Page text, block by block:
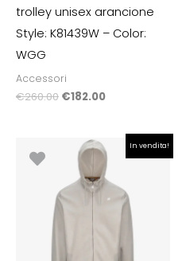
trolley unisex arancione
Style: K81439W – Color:
WGG
Accessori
€260.00 €182.00
In vendita!
prezzo
originale
era:
€160.00.
Il
prezzo
attuale
è:
€112.00.